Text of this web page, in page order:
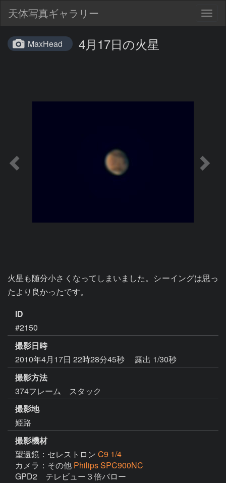
天体写真ギャラリー
MaxHead 4月17日の火星
火星も随分小さくなってしまいました。シーイングは思っ
たより良かったです。
ID
#2150
撮影日時
2010年4月17日 22時28分45秒
露出 1/30秒
撮影方法
374フレーム スタック
撮影地
姫路
撮影機材
望遠鏡：セレストロン C9 1/4
カメラ：その他 Philips SPC900NC
GPD2　テレビュー３倍バロー